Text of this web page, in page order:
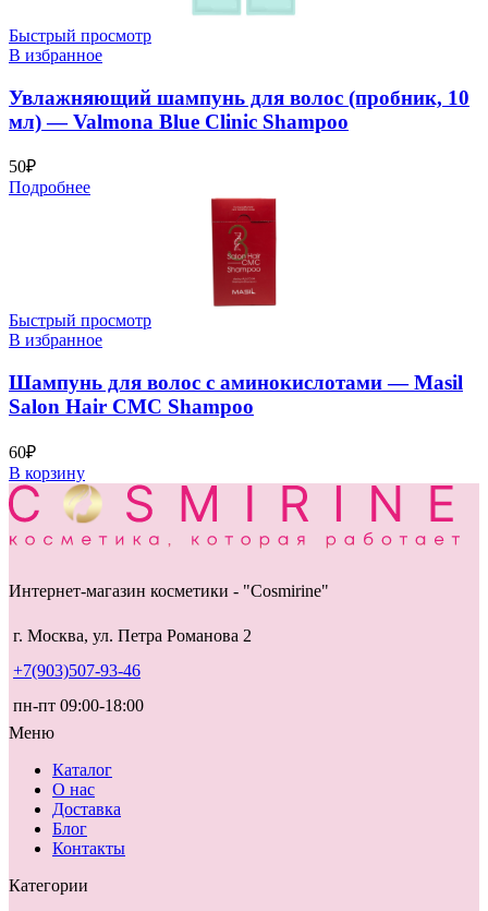
Быстрый просмотр
В избранное
Увлажняющий шампунь для волос (пробник, 10
мл) — Valmona Blue Clinic Shampoo
50₽
Подробнее
Быстрый просмотр
В избранное
Шампунь для волос с аминокислотами — Masil
Salon Hair CMC Shampoo
60₽
В корзину
Интернет-магазин косметики - "Cosmirine"
г. Москва, ул. Петра Романова 2
+7(903)507-93-46
пн-пт 09:00-18:00
Меню
Каталог
О нас
Доставка
Блог
Контакты
Категории